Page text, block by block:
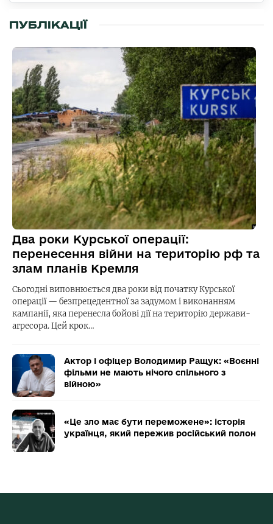
ПУБЛІКАЦІЇ
Два роки Курської операції:
перенесення війни на територію рф та
злам планів Кремля
Сьогодні виповнюється два роки від початку Курської
операції — безпрецедентної за задумом і виконанням
кампанії, яка перенесла бойові дії на територію держави-
агресора. Цей крок…
Актор і офіцер Володимир Ращук: «Воєнні
фільми не мають нічого спільного з
війною»
«Це зло має бути переможене»: історія
українця, який пережив російський полон